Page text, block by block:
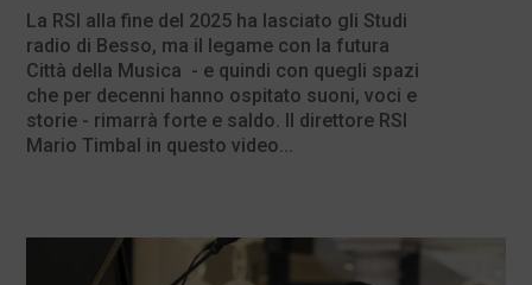
La RSI alla fine del 2025 ha lasciato gli Studi
radio di Besso, ma il legame con la futura
Città della Musica - e quindi con quegli spazi
che per decenni hanno ospitato suoni, voci e
storie - rimarrà forte e saldo. Il direttore RSI
Mario Timbal in questo video...